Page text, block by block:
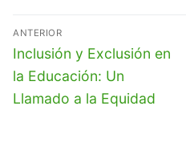
Navegación
de
entradas
ANTERIOR
Entrada
anterior:
Inclusión y Exclusión en
la Educación: Un
Llamado a la Equidad